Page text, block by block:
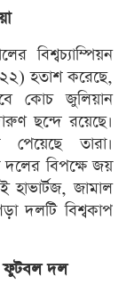
হতাশ করেছে,
কোচ জুলিয়ান
ছন্দে রয়েছে।
তারা।
দলের বিপক্ষে জয়
হাভার্টজ, জামাল
দলটি বিশ্বকাপ
ফুটবল দল